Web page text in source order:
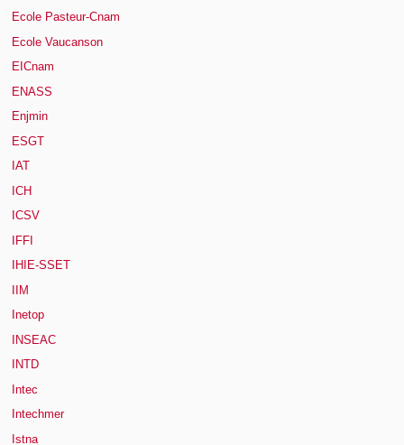
Ecole Pasteur-Cnam
Ecole Vaucanson
EICnam
ENASS
Enjmin
ESGT
IAT
ICH
ICSV
IFFI
IHIE-SSET
IIM
Inetop
INSEAC
INTD
Intec
Intechmer
Istna